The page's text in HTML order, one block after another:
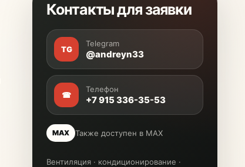
Контакты для заявки
TG
Telegram
@andreyn33
☎
Телефон
+7 915 336-35-53
MAX Также доступен в MAX
Вентиляция · кондиционирование ·